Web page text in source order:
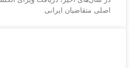
اصلی متقاضیان ایرانی